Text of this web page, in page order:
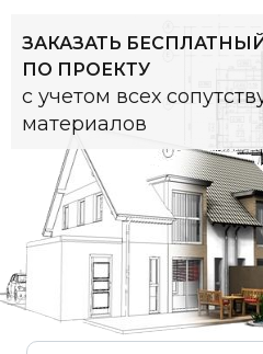
ЗАКАЗАТЬ
ПО ПРОЕКТУ
с учетом всех
материалов